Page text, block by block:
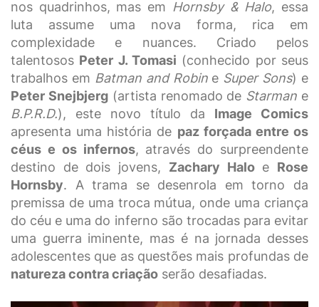
nos quadrinhos, mas em Hornsby & Halo, essa
luta assume uma nova forma, rica em
complexidade e nuances. Criado pelos
talentosos Peter J. Tomasi (conhecido por seus
trabalhos em Batman and Robine Super Sons) e
Peter Snejbjerg(artista renomado de Starman e
B.P.R.D.), este novo título da Image Comics
apresenta uma história de paz forçada entre os
céus e os infernos, através do surpreendente
destino de dois jovens, Zachary Haloe Rose
Hornsby. A trama se desenrola em torno da
premissa de uma troca mútua, onde uma criança
do céu e uma do inferno são trocadas para evitar
uma guerra iminente, mas é na jornada desses
adolescentes que as questões mais profundas de
natureza contra criação serão desafiadas.